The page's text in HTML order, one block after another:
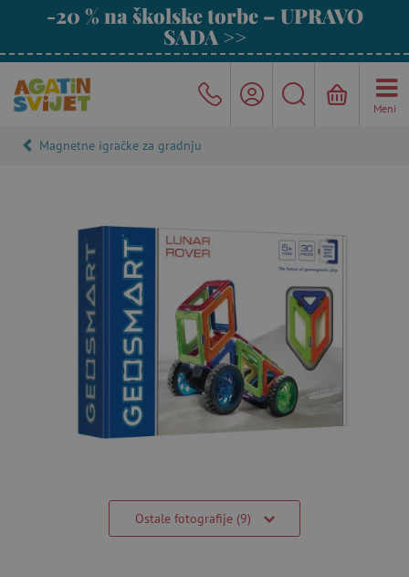
-20 % na školske torbe – UPRAVO
SADA >>
Meni
Magnetne igračke za gradnju
Ostale fotografije (9)